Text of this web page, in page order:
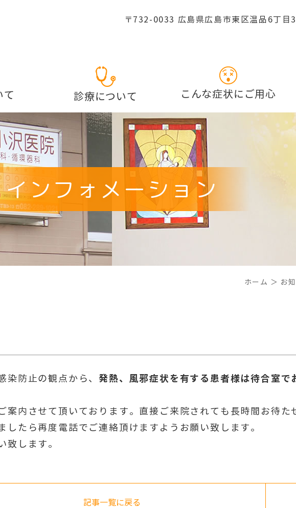
て 診療について こんな症状にご用心
〒732-0033 広島県広島市東区温品6丁目
インフォメーション
ホーム ＞ お
染防止の観点から、発熱、風邪症状を有する患者様は待合室で
内させて頂いております。直接ご来院されても長時間お待た
したら再度電話でご連絡頂けますようお願い致します。
致します。
記事一覧に戻る